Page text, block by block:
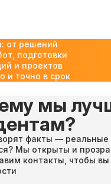
от решений
подготовки
и проектов
и точно в срок
мы
факты —
Мы открыты и
контакты, чтобы